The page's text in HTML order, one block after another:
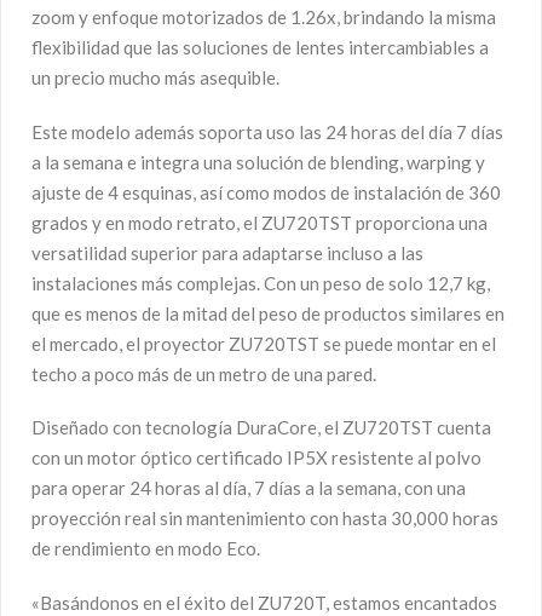
zoom y enfoque motorizados de 1.26x, brindando la misma
flexibilidad que las soluciones de lentes intercambiables a
un precio mucho más asequible.
Este modelo además soporta uso las 24 horas del día 7 días
a la semana e integra una solución de blending, warping y
ajuste de 4 esquinas, así como modos de instalación de 360 ​​
grados y en modo retrato, el ZU720TST proporciona una
versatilidad superior para adaptarse incluso a las
instalaciones más complejas. Con un peso de solo 12,7 kg,
que es menos de la mitad del peso de productos similares en
el mercado, el proyector ZU720TST se puede montar en el
techo a poco más de un metro de una pared.
Diseñado con tecnología DuraCore, el ZU720TST cuenta
con un motor óptico certificado IP5X resistente al polvo
para operar 24 horas al día, 7 días a la semana, con una
proyección real sin mantenimiento con hasta 30,000 horas
de rendimiento en modo Eco.
«Basándonos en el éxito del ZU720T, estamos encantados